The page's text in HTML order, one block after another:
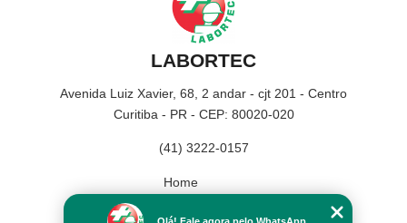
LABORTEC
Avenida Luiz Xavier, 68, 2 andar - cjt 201 - Centro
Curitiba - PR - CEP: 80020-020
(41) 3222-0157
Home